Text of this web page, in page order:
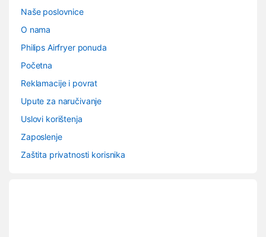
Naše poslovnice
O nama
Philips Airfryer ponuda
Početna
Reklamacije i povrat
Upute za naručivanje
Uslovi korištenja
Zaposlenje
Zaštita privatnosti korisnika